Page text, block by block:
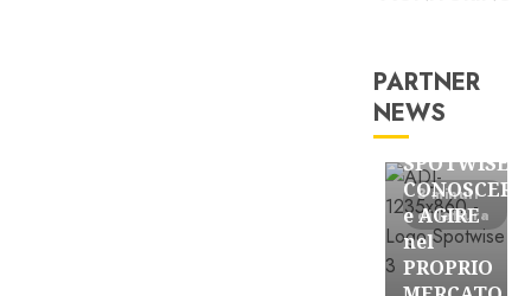
PARTNER
NEWS
3 minuti
di lettura
FREE
SPOTWISE:
CONOSCERE
e AGIRE
nel
PROPRIO